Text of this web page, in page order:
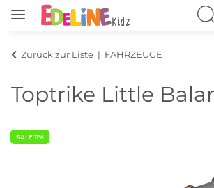
Zurück zur Liste FAHRZEUGE
Toptrike Little
SALE 11%